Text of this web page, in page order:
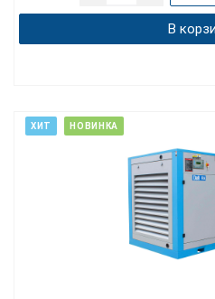
В
ХИТ НОВИНКА